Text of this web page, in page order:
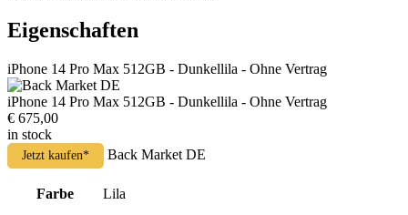
Eigenschaften
iPhone 14 Pro Max 512GB - Dunkellila - Ohne Vertrag
iPhone 14 Pro Max 512GB - Dunkellila - Ohne Vertrag
€ 675,00
in stock
Jetzt kaufen* Back Market DE
Farbe Lila